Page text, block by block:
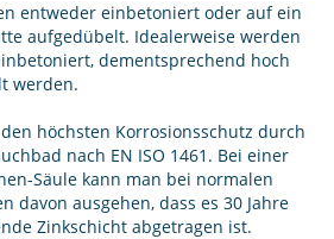
entweder einbetoniert oder auf ein
aufgedübelt. Idealerweise werden
dementsprechend hoch
werden.
höchsten Korrosionsschutz durch
nach EN ISO 1461. Bei einer
Säule kann man bei normalen
davon ausgehen, dass es 30 Jahre
Zinkschicht abgetragen ist.